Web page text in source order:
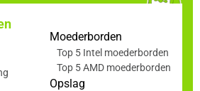
Moederborden
Top 5 Intel moederborden
Top 5 AMD moederborden
Opslag